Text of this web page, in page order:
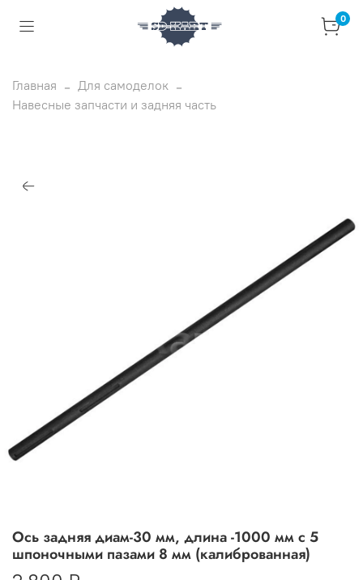
0
Главная
Для самоделок
Навесные запчасти и задняя часть
Ось задняя диам-30 мм, длина -1000 мм с 5
шпоночными пазами 8 мм (калиброванная)